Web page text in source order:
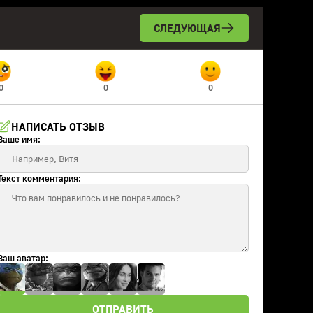
СЛЕДУЮЩАЯ
0 0
НАПИСАТЬ ОТЗЫВ
имя:
комментария:
аватар:
ОТПРАВИТЬ